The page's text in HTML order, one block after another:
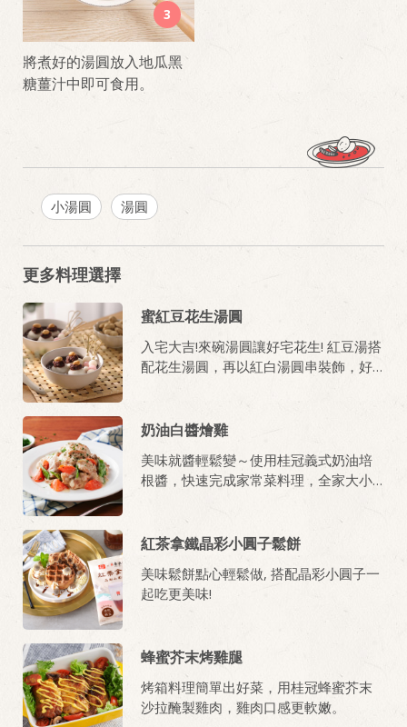
3
將煮好的湯圓放入地瓜黑
糖薑汁中即可食用。
小湯圓 湯圓
更多料理選擇
蜜紅豆花生湯圓
入宅大吉!來碗湯圓讓好宅花生! 紅豆湯搭
配花生湯圓，再以紅白湯圓串裝飾，好
奶油白醬燴雞
美味就醬輕鬆變～使用桂冠義式奶油培
根醬，快速完成家常菜料理，全家大小
紅茶拿鐵晶彩小圓子鬆餅
美味鬆餅點心輕鬆做, 搭配晶彩小圓子一
起吃更美味!
蜂蜜芥末烤雞腿
烤箱料理簡單出好菜，用桂冠蜂蜜芥末
沙拉醃製雞肉，雞肉口感更軟嫩。